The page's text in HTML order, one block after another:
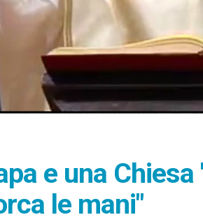
e una
le mani"